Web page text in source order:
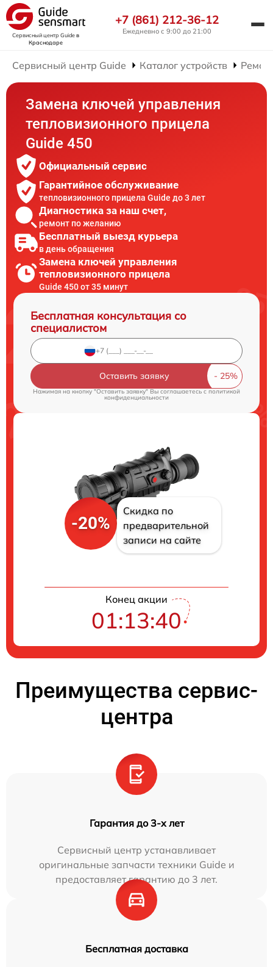
Сервисный центр Guideв
Краснодаре
+7 (861) 212-36-12
Ежедневно с 9:00 до 21:00
Сервисный центр Guide Каталог устройств
Замена ключей управления
тепловизионного прицела
Guide 450
Официальный сервис
Гарантийное обслуживание
тепловизионного прицела Guide до 3 лет
Диагностика за наш счет,
ремонт по желанию
Бесплатный выезд курьера
в день обращения
Замена ключей управления
тепловизионного прицела
Guide 450 от 35 минут
Бесплатная консультация со
специалистом
Оставить заявку
Нажимая на кнопку "Оставить заявку" Вы соглашаетесь cполитикой
конфиденциальности
-20%
Скидка по
предварительной
записи на сайте
Конец акции
01:13:39
Преимущества сервис-
центра
Гарантия до 3-х лет
Сервисный центр устанавливает
оригинальные запчасти техники Guide и
предоставляет гарантию до 3 лет.
Бесплатная доставка